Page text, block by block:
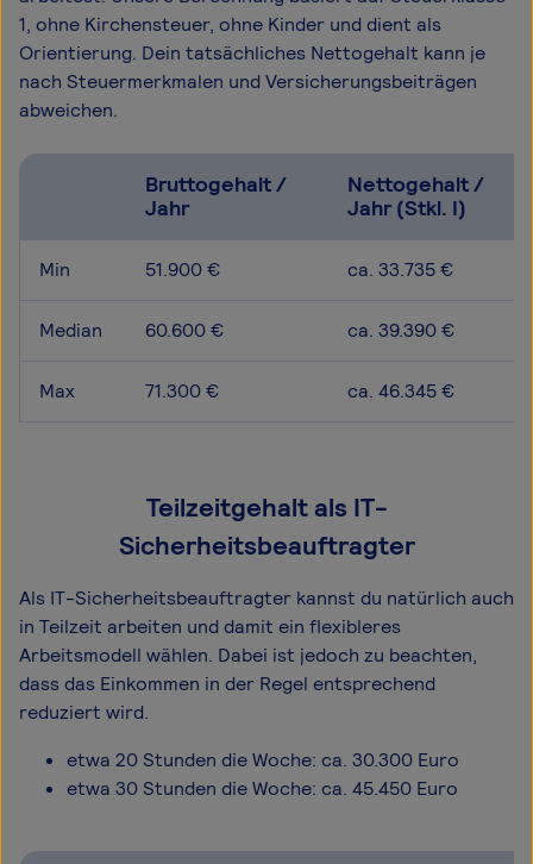
1, ohne Kirchensteuer, ohne Kinder und dient als
Orientierung. Dein tatsächliches Nettogehalt kann je
nach Steuermerkmalen und Versicherungsbeiträgen
abweichen.
Bruttogehalt /
Jahr
Nettogehalt /
Jahr (Stkl. I)
Min 51.900 € ca. 33.735 €
Median 60.600 € ca. 39.390 €
Max 71.300 € ca. 46.345 €
Teilzeitgehalt als IT-
Sicherheitsbeauftragter
Als IT-Sicherheitsbeauftragter kannst du natürlich auch
in Teilzeit arbeiten und damit ein flexibleres
Arbeitsmodell wählen. Dabei ist jedoch zu beachten,
dass das Einkommen in der Regel entsprechend
reduziert wird.
etwa 20 Stunden die Woche: ca. 30.300 Euro
etwa 30 Stunden die Woche: ca. 45.450 Euro